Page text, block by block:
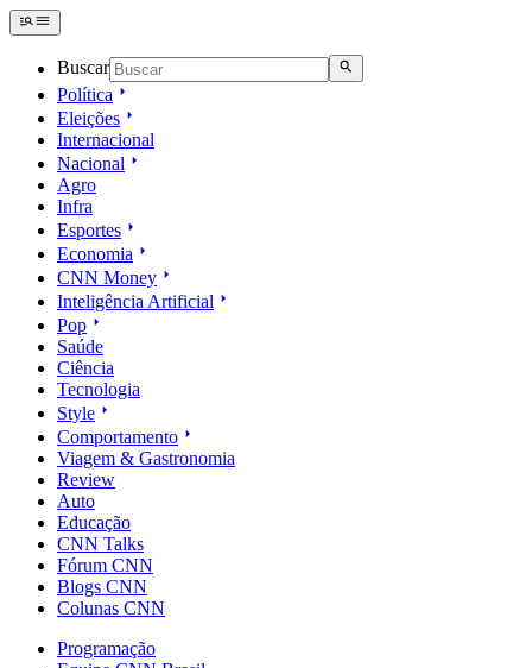
Buscar
Política
Eleições
Internacional
Nacional
Agro
Infra
Esportes
Economia
CNN Money
Inteligência Artificial
Pop
Saúde
Ciência
Tecnologia
Style
Comportamento
Viagem & Gastronomia
Review
Auto
Educação
CNN Talks
Fórum CNN
Blogs CNN
Colunas CNN
Programação